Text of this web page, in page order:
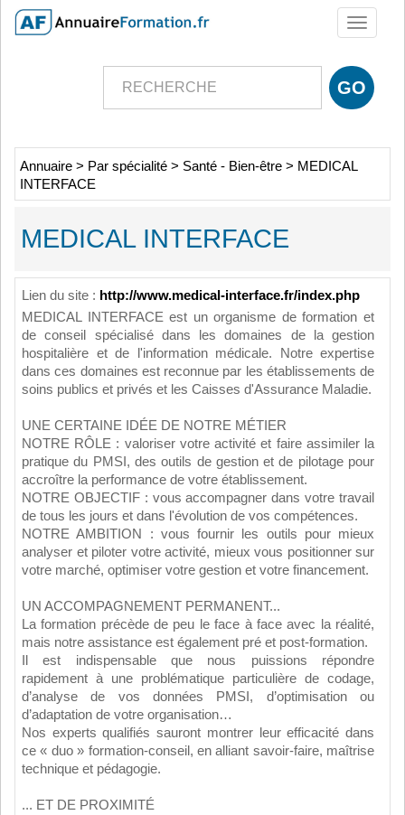
Toggle
Annuaire > Par spécialité > Santé - Bien-être > MEDICAL
INTERFACE
MEDICAL INTERFACE
Lien du site : http://www.medical-interface.fr/index.php
MEDICAL INTERFACE est un organisme de formation et
de conseil spécialisé dans les domaines de la gestion
hospitalière et de l'information médicale. Notre expertise
dans ces domaines est reconnue par les établissements de
soins publics et privés et les Caisses d'Assurance Maladie.
UNE CERTAINE IDÉE DE NOTRE MÉTIER
NOTRE RÔLE : valoriser votre activité et faire assimiler la
pratique du PMSI, des outils de gestion et de pilotage pour
accroître la performance de votre établissement.
NOTRE OBJECTIF : vous accompagner dans votre travail
de tous les jours et dans l'évolution de vos compétences.
NOTRE AMBITION : vous fournir les outils pour mieux
analyser et piloter votre activité, mieux vous positionner sur
votre marché, optimiser votre gestion et votre financement.
UN ACCOMPAGNEMENT PERMANENT...
La formation précède de peu le face à face avec la réalité,
mais notre assistance est également pré et post-formation.
Il est indispensable que nous puissions répondre
rapidement à une problématique particulière de codage,
d’analyse de vos données PMSI, d’optimisation ou
d’adaptation de votre organisation…
Nos experts qualifiés sauront montrer leur efficacité dans
ce « duo » formation-conseil, en alliant savoir-faire, maîtrise
technique et pédagogie.
... ET DE PROXIMITÉ